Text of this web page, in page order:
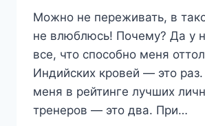
Можно не переживать, в
не влюблюсь! Почему? Да у
все, что способно меня
Индийских кровей — это
меня в рейтинге лучших
тренеров — это два. При…